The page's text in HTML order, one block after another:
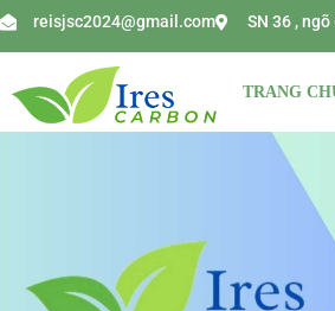
reisjsc2024@gmail.com SN 36 ,
TRANG